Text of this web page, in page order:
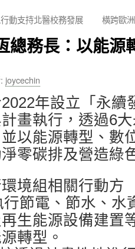
動支持北醫校務發展 橫跨歐
總務長：以能
joycechin
年設立「永續
畫執行，透過6
以能源轉型、數
零碳排及營造綠
境組相關行動方
節電、節水、水
生能源設備建置
轉型。